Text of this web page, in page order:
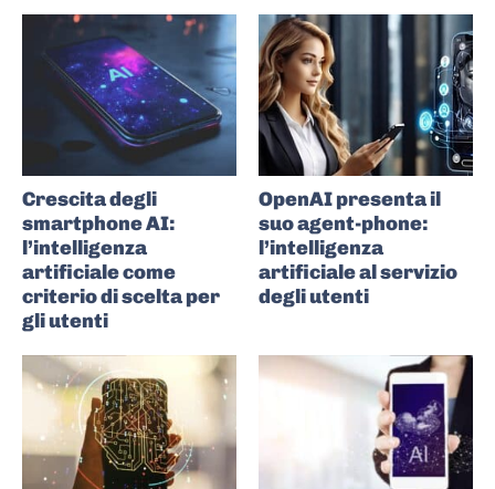
Crescita degli
smartphone AI:
l’intelligenza
artificiale come
criterio di scelta per
gli utenti
OpenAI presenta il
suo agent-phone:
l’intelligenza
artificiale al servizio
degli utenti